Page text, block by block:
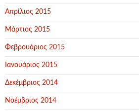
Απρίλιος 2015
Μάρτιος 2015
Φεβρουάριος 2015
Ιανουάριος 2015
Δεκέμβριος 2014
Νοέμβριος 2014